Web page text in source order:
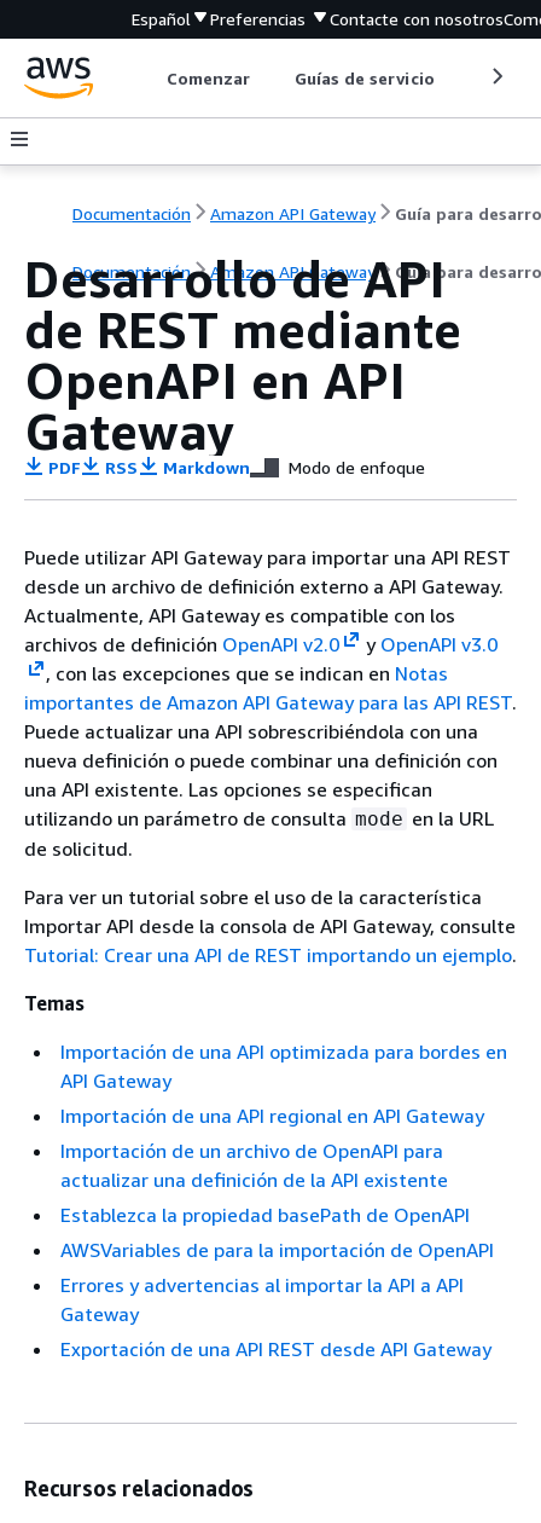
Español Preferencias Contacte con nosotros
Comenzar Guías de servicio
Documentación Amazon API Gateway
Documentación Amazon API Gateway Guía para
Desarrollo de API
de REST mediante
OpenAPI en API
Gateway
PDF RSS Markdown Modo de enfoque
Puede utilizar API Gateway para importar una API REST
desde un archivo de definición externo a API Gateway.
Actualmente, API Gateway es compatible con los
archivos de definición OpenAPI v2.0 y OpenAPI v3.0
, con las excepciones que se indican en Notas
importantes de Amazon API Gateway para las API REST.
Puede actualizar una API sobrescribiéndola con una
nueva definición o puede combinar una definición con
una API existente. Las opciones se especifican
utilizando un parámetro de consulta mode en la URL
de solicitud.
Para ver un tutorial sobre el uso de la característica
Importar API desde la consola de API Gateway, consulte
Tutorial: Crear una API de REST importando un ejemplo.
Temas
Importación de una API optimizada para bordes en
API Gateway
Importación de una API regional en API Gateway
Importación de un archivo de OpenAPI para
actualizar una definición de la API existente
Establezca la propiedad basePath de OpenAPI
AWSVariables de para la importación de OpenAPI
Errores y advertencias al importar la API a API
Gateway
Exportación de una API REST desde API Gateway
Recursos relacionados